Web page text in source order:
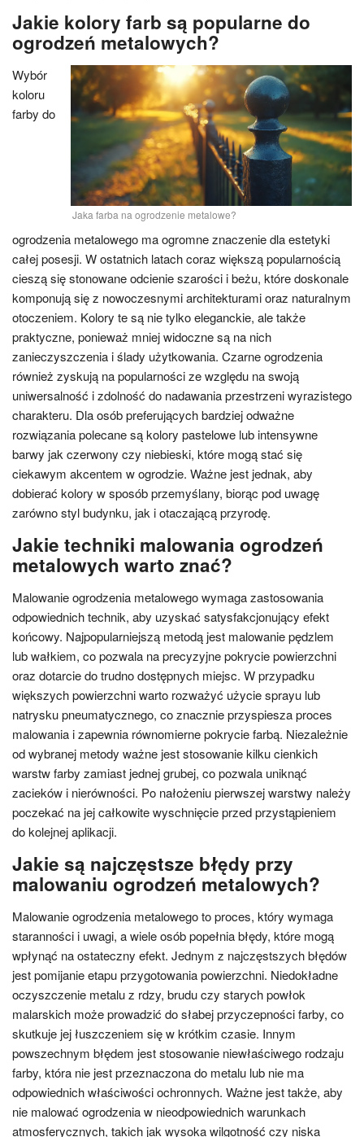
Jakie kolory farb są popularne do
ogrodzeń metalowych?
Jaka farba na ogrodzenie metalowe?
Wybór
koloru
farby do
ogrodzenia metalowego ma ogromne znaczenie dla estetyki
całej posesji. W ostatnich latach coraz większą popularnością
cieszą się stonowane odcienie szarości i beżu, które doskonale
komponują się z nowoczesnymi architekturami oraz naturalnym
otoczeniem. Kolory te są nie tylko eleganckie, ale także
praktyczne, ponieważ mniej widoczne są na nich
zanieczyszczenia i ślady użytkowania. Czarne ogrodzenia
również zyskują na popularności ze względu na swoją
uniwersalność i zdolność do nadawania przestrzeni wyrazistego
charakteru. Dla osób preferujących bardziej odważne
rozwiązania polecane są kolory pastelowe lub intensywne
barwy jak czerwony czy niebieski, które mogą stać się
ciekawym akcentem w ogrodzie. Ważne jest jednak, aby
dobierać kolory w sposób przemyślany, biorąc pod uwagę
zarówno styl budynku, jak i otaczającą przyrodę.
Jakie techniki malowania ogrodzeń
metalowych warto znać?
Malowanie ogrodzenia metalowego wymaga zastosowania
odpowiednich technik, aby uzyskać satysfakcjonujący efekt
końcowy. Najpopularniejszą metodą jest malowanie pędzlem
lub wałkiem, co pozwala na precyzyjne pokrycie powierzchni
oraz dotarcie do trudno dostępnych miejsc. W przypadku
większych powierzchni warto rozważyć użycie sprayu lub
natrysku pneumatycznego, co znacznie przyspiesza proces
malowania i zapewnia równomierne pokrycie farbą. Niezależnie
od wybranej metody ważne jest stosowanie kilku cienkich
warstw farby zamiast jednej grubej, co pozwala uniknąć
zacieków i nierówności. Po nałożeniu pierwszej warstwy należy
poczekać na jej całkowite wyschnięcie przed przystąpieniem
do kolejnej aplikacji.
Jakie są najczęstsze błędy przy
malowaniu ogrodzeń metalowych?
Malowanie ogrodzenia metalowego to proces, który wymaga
staranności i uwagi, a wiele osób popełnia błędy, które mogą
wpłynąć na ostateczny efekt. Jednym z najczęstszych błędów
jest pomijanie etapu przygotowania powierzchni. Niedokładne
oczyszczenie metalu z rdzy, brudu czy starych powłok
malarskich może prowadzić do słabej przyczepności farby, co
skutkuje jej łuszczeniem się w krótkim czasie. Innym
powszechnym błędem jest stosowanie niewłaściwego rodzaju
farby, która nie jest przeznaczona do metalu lub nie ma
odpowiednich właściwości ochronnych. Ważne jest także, aby
nie malować ogrodzenia w nieodpowiednich warunkach
atmosferycznych, takich jak wysoka wilgotność czy niska